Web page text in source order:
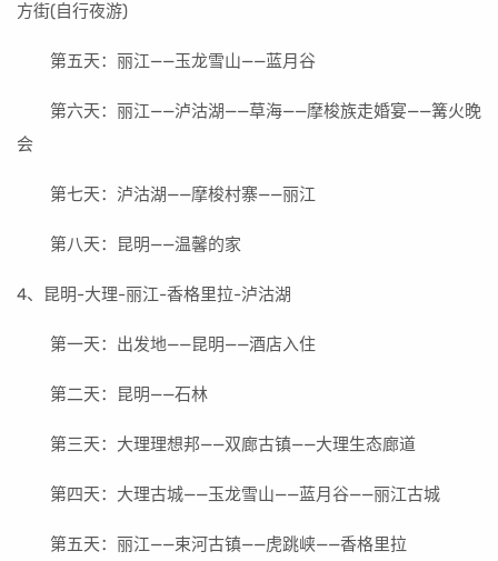
方街(自行夜游)
第五天：丽江——玉龙雪山——蓝月谷
第六天：丽江——泸沽湖——草海——摩梭族走婚宴——篝火晚
会
第七天：泸沽湖——摩梭村寨——丽江
第八天：昆明——温馨的家
4、昆明-大理-丽江-香格里拉-泸沽湖
第一天：出发地——昆明——酒店入住
第二天：昆明——石林
第三天：大理理想邦——双廊古镇——大理生态廊道
第四天：大理古城——玉龙雪山——蓝月谷——丽江古城
第五天：丽江——束河古镇——虎跳峡——香格里拉